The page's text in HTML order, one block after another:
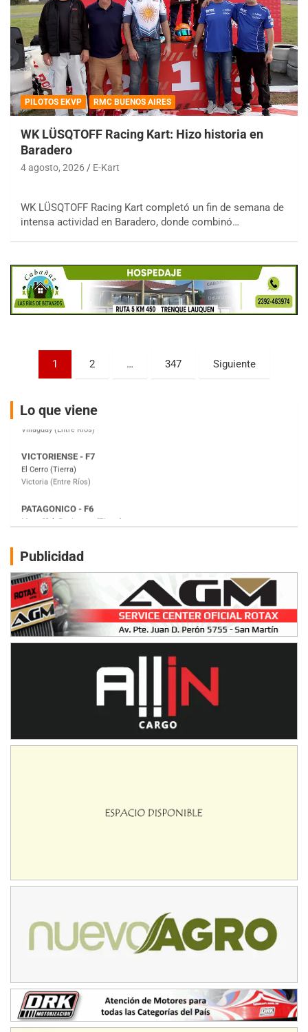
PILOTOS EKVP RMC BUENOS AIRES
WK LÜSQTOFF Racing Kart: Hizo historia en
Baradero
4 agosto, 2026 E-Kart
WK LÜSQTOFF Racing Kart completó un fin de semana de
intensa actividad en Baradero, donde combinó…
Paginación
entradas
1 2 … 347 Siguiente
Lo que viene
08/09-AGO
KDO - F6
Ciudad de Trenque Lauquen (Asfalto)
Trenque Lauquen (Buenos Aires)
Parque de la Velocidad (Asfalto)
Villaguay (Entre Ríos)
El Cerro (Tierra)
Victoria (Entre Ríos)
Moto Club Reginense (Tierra)
Gral. E. Godoy (Río Negro)
Juventud Unida (Tierra)
Humboldt (Santa Fe)
NORESTE SANTAFESINO - F6
Ciudad de Avellaneda (Asfalto)
Avellaneda (Santa Fe)
SUR SANTAFESINO - F4
José Samuel Sánchez (Tierra)
Rufino (Santa Fe)
Juan Navarro (Asfalto)
COBERTURA ESPECIAL DE E-KART.COM.AR
IAME SERIES ARGENTINA 6
Ciudad de Trenque Lauquen (Asfalto)
Victoria (Entre Ríos)
PATAGONICO - F6
CSK - F7
Juventud Unida (Tierra)
Publicidad